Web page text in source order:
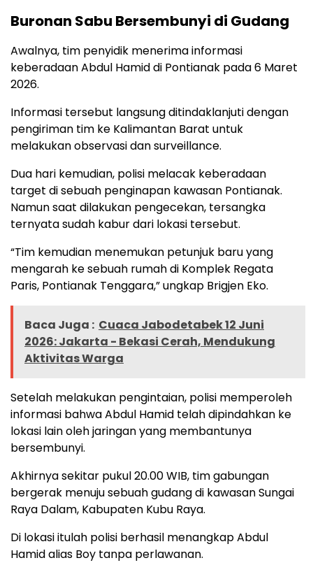
Buronan Sabu Bersembunyi di Gudang
Awalnya, tim penyidik menerima informasi
keberadaan Abdul Hamid di Pontianak pada 6 Maret
2026.
Informasi tersebut langsung ditindaklanjuti dengan
pengiriman tim ke Kalimantan Barat untuk
melakukan observasi dan surveillance.
Dua hari kemudian, polisi melacak keberadaan
target di sebuah penginapan kawasan Pontianak.
Namun saat dilakukan pengecekan, tersangka
ternyata sudah kabur dari lokasi tersebut.
“Tim kemudian menemukan petunjuk baru yang
mengarah ke sebuah rumah di Komplek Regata
Paris, Pontianak Tenggara,” ungkap Brigjen Eko.
Baca Juga : Cuaca Jabodetabek 12 Juni
2026: Jakarta - Bekasi Cerah, Mendukung
Aktivitas Warga
Setelah melakukan pengintaian, polisi memperoleh
informasi bahwa Abdul Hamid telah dipindahkan ke
lokasi lain oleh jaringan yang membantunya
bersembunyi.
Akhirnya sekitar pukul 20.00 WIB, tim gabungan
bergerak menuju sebuah gudang di kawasan Sungai
Raya Dalam, Kabupaten Kubu Raya.
Di lokasi itulah polisi berhasil menangkap Abdul
Hamid alias Boy tanpa perlawanan.